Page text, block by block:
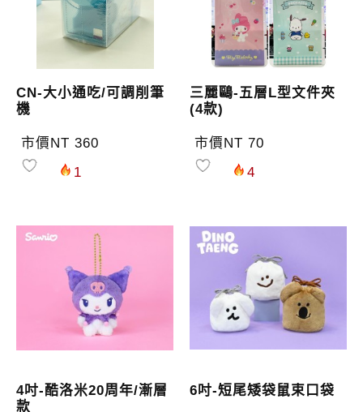
CN-大小通吃/可調削筆
機
市價NT 360
1
三麗鷗-五層L型文件夾
(4款)
市價NT 70
4
4吋-酷洛米20周年/漸層
款
6吋-短尾矮袋鼠束口袋